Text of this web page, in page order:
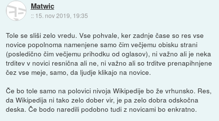
Matwic
:: 15. nov 2019, 19:35
Tole se sliši zelo vredu. Vse pohvale, ker zadnje čase so res vse
novice popolnoma namenjene samo čim večjemu obisku strani
(posledično čim večjemu prihodku od oglasov), ni važno ali je neka
trditev v novici resnična ali ne, ni važno ali so trditve prenapihnjene
čez vse meje, samo, da ljudje klikajo na novice.
Če bo tole samo na polovici nivoja Wikipedije bo že vrhunsko. Res,
da Wikipedija ni tako zelo dober vir, je pa zelo dobra odskočna
deska. Če bodo naredili podobno tudi z novicami bo enkratno.